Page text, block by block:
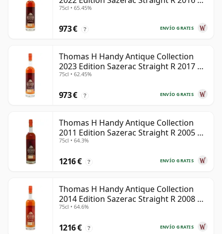
años
75cl • 65.45%
ENVÍO GRATIS
973 € ?
Thomas H Handy Antique Collection
2023 Edition Sazerac Straight R 2017 6
años
75cl • 62.45%
ENVÍO GRATIS
973 € ?
Thomas H Handy Antique Collection
2011 Edition Sazerac Straight R 2005 8
años
75cl • 64.3%
ENVÍO GRATIS
1216 € ?
Thomas H Handy Antique Collection
2014 Edition Sazerac Straight R 2008 6
años
75cl • 64.6%
ENVÍO GRATIS
1216 € ?